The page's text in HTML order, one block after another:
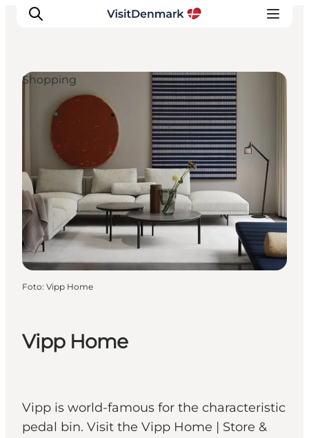
Ispirazioni
Dove andare
Cosa fare
Dove dormire
Pianifica il viaggio
Vipp Home
Vipp is world-famous for the characteristic
pedal bin. Visit the Vipp Home | Store &
Shopping
Foto: Vipp Home